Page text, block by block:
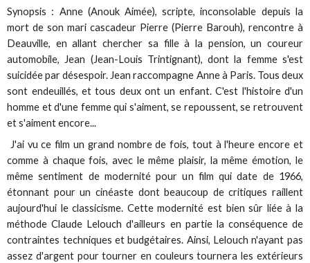
Synopsis : Anne (Anouk Aimée), scripte, inconsolable depuis la
mort de son mari cascadeur Pierre (Pierre Barouh), rencontre à
Deauville, en allant chercher sa fille à la pension, un coureur
automobile, Jean (Jean-Louis Trintignant), dont la femme s'est
suicidée par désespoir. Jean raccompagne Anne à Paris. Tous deux
sont endeuillés, et tous deux ont un enfant. C'est l'histoire d'un
homme et d'une femme qui s'aiment, se repoussent, se retrouvent
et s'aiment encore...
J'ai vu ce film un grand nombre de fois, tout à l'heure encore et
comme à chaque fois, avec le même plaisir, la même émotion, le
même sentiment de modernité pour un film qui date de 1966,
étonnant pour un cinéaste dont beaucoup de critiques raillent
aujourd'hui le classicisme. Cette modernité est bien sûr liée à la
méthode Claude Lelouch d'ailleurs en partie la conséquence de
contraintes techniques et budgétaires. Ainsi, Lelouch n'ayant pas
assez d'argent pour tourner en couleurs tournera les extérieurs